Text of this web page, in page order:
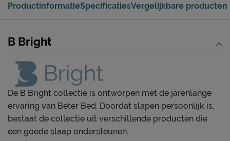
ProductinformatieSpecificatiesVergelijkbare producten
B Bright
De B Bright collectie is ontworpen met de jarenlange
ervaring van Beter Bed. Doordat slapen persoonlijk is,
bestaat de collectie uit verschillende producten die
een goede slaap ondersteunen.